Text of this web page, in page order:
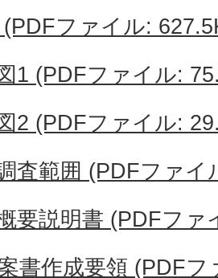
ファイル:
1 (PDFファイル:
2 (PDFファイル:
査範囲 (PDFファイ
要説明書 (PDFファ
書作成要領 (PDF